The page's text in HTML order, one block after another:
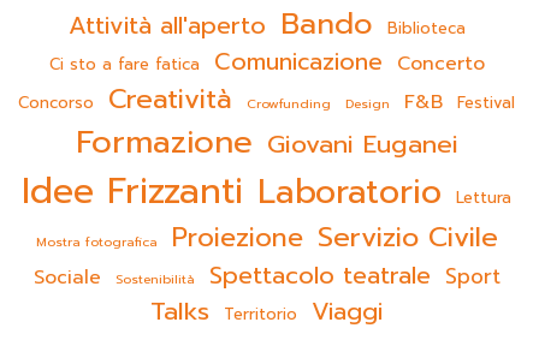
Attività all'aperto Bando
Biblioteca
Ci sto a fare fatica
Comunicazione Concerto
Concorso Creatività Crowfunding Design F&B Festival
Formazione Giovani Euganei
Idee Frizzanti Laboratorio Lettura
Mostra fotografica Proiezione Servizio Civile
Sociale Sostenibilità Spettacolo teatrale Sport
Talks Territorio Viaggi